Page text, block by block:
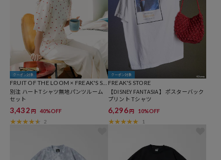
クーポン対象
FRUIT OF THE LOOM × FREAK'S ST
ORE
別注 ハートTシャツ無地パンツルーム
セット
3,432 円 40%OFF
2
クーポン対象
FREAK'S STORE
【DISNEY FANTASIA】 ポスターバック
プリント Tシャツ
6,296円 10%OFF
1